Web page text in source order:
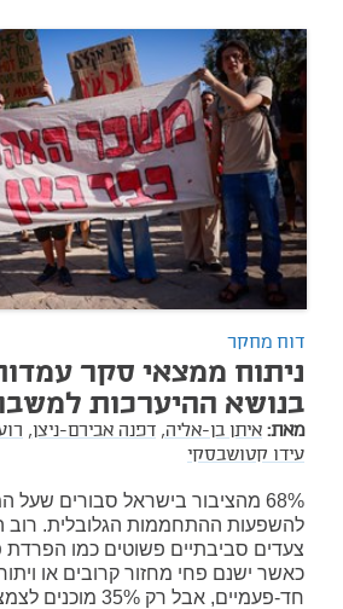
דוח מחקר
ניתוח ממצאי סקר
בנושא ההיערכות
מאת: איתן בן-אליה, דפנה אבירם-ניצן,
עידו קטושבסקי
68% מהציבור בישראל סבורים
להשפעות ההתחממות הגלובלית. רוב
צעדים סביבתיים פשוטים כמו הפרדת
כאשר ישנם פחי מחזור קרובים או
חד-פעמיים, אבל רק